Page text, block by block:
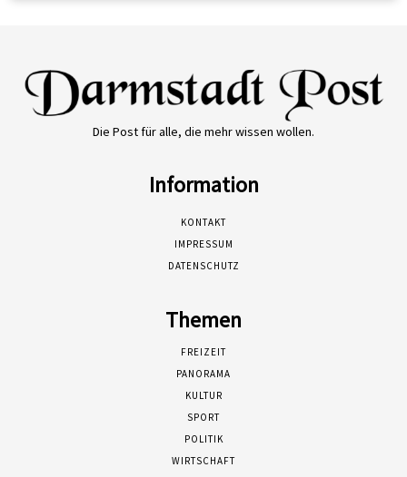
Die Post für alle, die mehr wissen wollen.
Information
KONTAKT
IMPRESSUM
DATENSCHUTZ
Themen
FREIZEIT
PANORAMA
KULTUR
SPORT
POLITIK
WIRTSCHAFT